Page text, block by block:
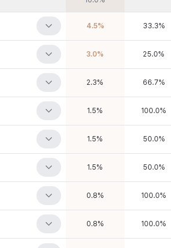
4.5% 33.3%
3.0% 25.0%
2.3% 66.7%
1.5% 100.0%
1.5% 50.0%
1.5% 50.0%
0.8% 100.0%
0.8% 100.0%